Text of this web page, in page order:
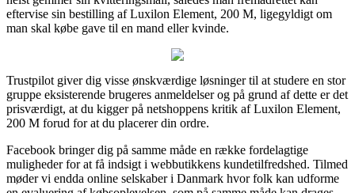
eftervise sin bestilling af Luxilon Element, 200 M, ligegyldigt om
man skal købe gave til en mand eller kvinde.
Trustpilot giver dig visse ønskværdige løsninger til at studere en stor
gruppe eksisterende brugeres anmeldelser og på grund af dette er det
prisværdigt, at du kigger på netshoppens kritik af Luxilon Element,
200 M forud for at du placerer din ordre.
Facebook bringer dig på samme måde en række fordelagtige
muligheder for at få indsigt i webbutikkens kundetilfredshed. Tilmed
møder vi endda online selskaber i Danmark hvor folk kan udforme